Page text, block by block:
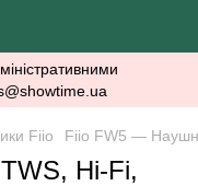
Fiio Fiio FW5 —
Hi-Fi,